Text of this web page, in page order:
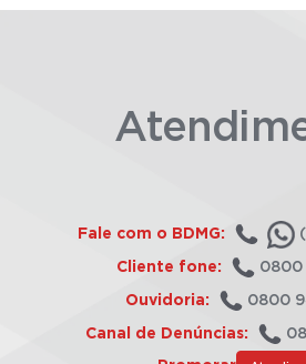
Fale com o BDMG:
Cliente fone: 0800
Ouvidoria: 0800
Canal de Denúncias: